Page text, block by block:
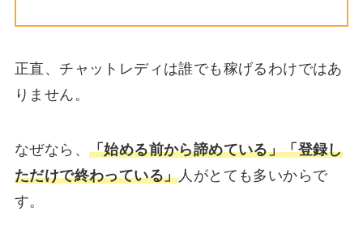
正直、チャットレディは誰でも稼げるわけではあ
りません。
なぜなら、 「始める前から諦めている」「登録し
ただけで終わっている」人がとても多いからで
す。